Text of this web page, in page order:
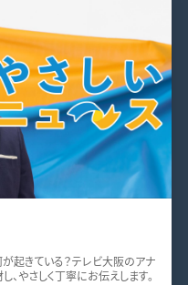
起きている？テレビ大阪のアナ
やさしく丁寧にお伝えします。